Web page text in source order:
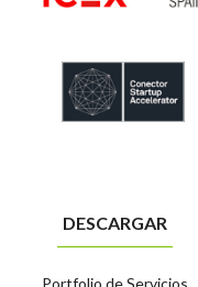
DESCARGAR
Portfolio de Servicios